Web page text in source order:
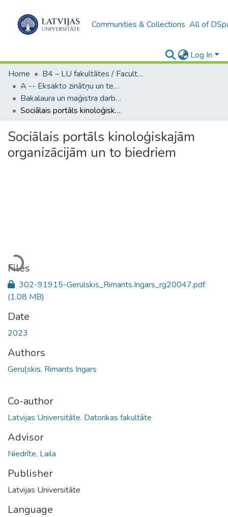
Communities & Collections All of
Log In
Home
B4 – LU fakultātes / Faculties of the UL
A -- Eksakto zinātņu un tehnoloģiju fakultāte / Faculty of Science and Technology
Bakalaura un maģistra darbi (EZTF) / Bachelor's and Master's theses
Sociālais portāls kinoloģiskajām organizācijām un to biedriem
Sociālais portāls kinoloģiskajām
organizācijām un to biedriem
Loading...
Files
302-91915-Gerulskis_Rimants.Ingars_rg20047.pdf
(1.08 MB)
Date
2023
Authors
Geruļskis, Rimants Ingars
Co-author
Latvijas Universitāte. Datorikas fakultāte
Advisor
Niedrīte, Laila
Publisher
Latvijas Universitāte
Language